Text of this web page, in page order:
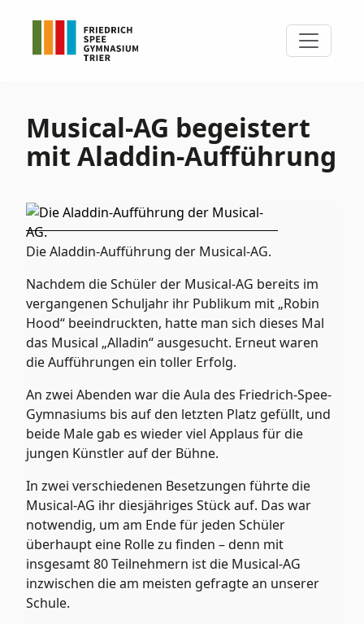
Musical-AG begeistert
mit Aladdin-Aufführung
Die Aladdin-Aufführung der Musical-AG.
Nachdem die Schüler der Musical-AG bereits im
vergangenen Schuljahr ihr Publikum mit „Robin
Hood“ beeindruckten, hatte man sich dieses Mal
das Musical „Alladin“ ausgesucht. Erneut waren
die Aufführungen ein toller Erfolg.
An zwei Abenden war die Aula des Friedrich-Spee-
Gymnasiums bis auf den letzten Platz gefüllt, und
beide Male gab es wieder viel Applaus für die
jungen Künstler auf der Bühne.
In zwei verschiedenen Besetzungen führte die
Musical-AG ihr diesjähriges Stück auf. Das war
notwendig, um am Ende für jeden Schüler
überhaupt eine Rolle zu finden – denn mit
insgesamt 80 Teilnehmern ist die Musical-AG
inzwischen die am meisten gefragte an unserer
Schule.